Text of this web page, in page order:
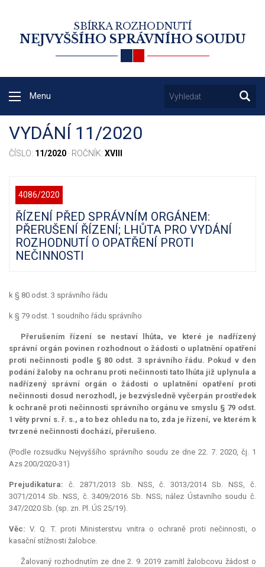
SBÍRKA ROZHODNUTÍ
NEJVYŠŠÍHO SPRÁVNÍHO SOUDU
Menu
VYDÁNÍ 11/2020
ČÍSLO: 11/2020 · ROČNÍK: XVIII
4086/2020
ŘÍZENÍ PŘED SPRÁVNÍM ORGÁNEM:
PŘERUŠENÍ ŘÍZENÍ; LHŮTA PRO VYDÁNÍ
ROZHODNUTÍ O OPATŘENÍ PROTI
NEČINNOSTI
k § 80 odst. 3 správního řádu
k § 79 odst. 1 soudního řádu správního
Přerušením řízení se nestaví lhůta, ve které je nadřízený
správní orgán povinen rozhodnout o žádosti o uplatnění opatření
proti nečinnosti podle § 80 odst. 3 správního řádu. Pokud v den
podání žaloby na ochranu proti nečinnosti tato lhůta již uplynula a
nadřízený správní orgán o žádosti o uplatnění opatření proti
nečinnosti dosud nerozhodl, je bezvýsledně vyčerpán prostředek
k ochraně proti nečinnosti správního orgánu ve smyslu § 79 odst.
1 věty první s. ř. s., a to bez ohledu na to, zda je řízení, ve kterém k
tvrzené nečinnosti dochází, přerušeno.
(Podle rozsudku Nejvyššího správního soudu ze dne 22. 7. 2020, čj. 1
Azs 200/2020-31)
Prejudikatura: č. 2871/2013 Sb. NSS, č. 3013/2014 Sb. NSS, č.
3071/2014 Sb. NSS, č. 3409/2016 Sb. NSS; nález Ústavního soudu č.
347/2020 Sb. (sp. zn. Pl. ÚS 25/19).
Věc: V. Q. T. proti Ministerstvu vnitra o ochraně proti nečinnosti, o
kasační stížnosti žalobce.
Žalovaný rozhodnutím ze dne 2. 9. 2019 zamítl žalobcovu žádost o